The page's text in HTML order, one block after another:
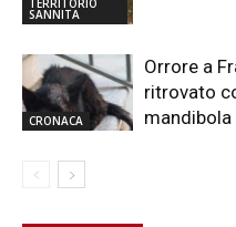
TERRITORIO
SANNITA
CRONACA
Orrore a
ritrovato